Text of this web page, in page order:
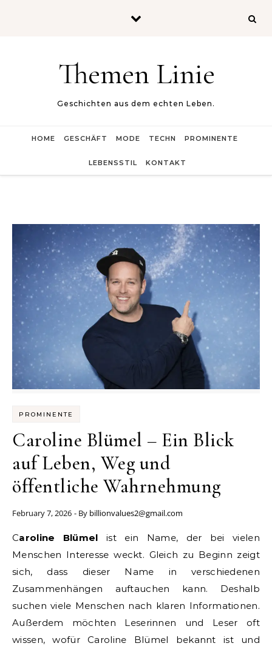
Themen Linie
Geschichten aus dem echten Leben.
HOME GESCHÄFT MODE TECHN PROMINENTE
LEBENSSTIL KONTAKT
PROMINENTE
Caroline Blümel – Ein Blick
auf Leben, Weg und
öffentliche Wahrnehmung
February 7, 2026 - By billionvalues2@gmail.com
Caroline Blümel ist ein Name, der bei vielen
Menschen Interesse weckt. Gleich zu Beginn zeigt
sich, dass dieser Name in verschiedenen
Zusammenhängen auftauchen kann. Deshalb
suchen viele Menschen nach klaren Informationen.
Außerdem möchten Leserinnen und Leser oft
wissen, wofür Caroline Blümel bekannt ist und